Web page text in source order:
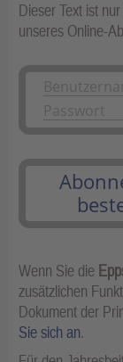
Dieser Text ist
unseres Online-
Wenn Sie die
zusätzlichen
Dokument der
Sie sich an.